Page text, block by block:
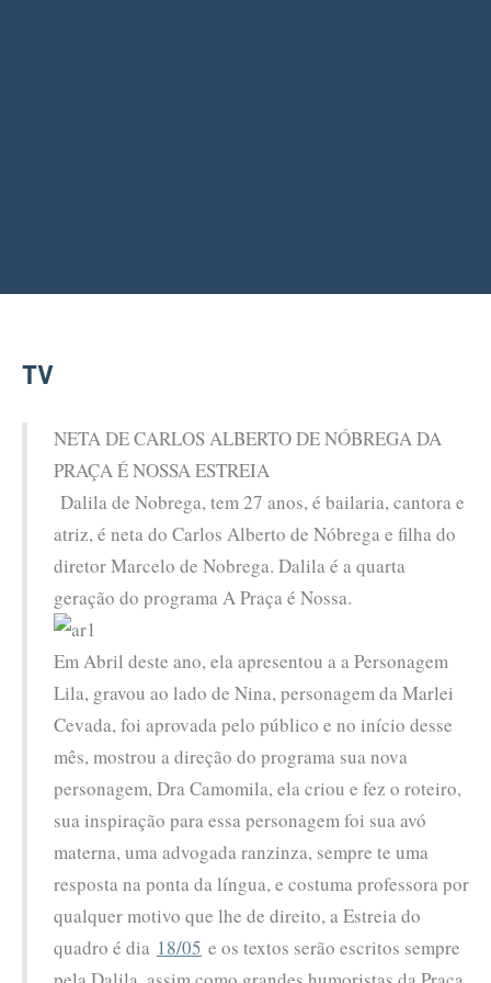
TV
NETA DE CARLOS ALBERTO DE NÓBREGA DA
PRAÇA É NOSSA ESTREIA
Dalila de Nobrega, tem 27 anos, é bailaria, cantora e
atriz, é neta do Carlos Alberto de Nóbrega e filha do
diretor Marcelo de Nobrega. Dalila é a quarta
geração do programa A Praça é Nossa.
Em Abril deste ano, ela apresentou a a Personagem
Lila, gravou ao lado de Nina, personagem da Marlei
Cevada, foi aprovada pelo público e no início desse
mês, mostrou a direção do programa sua nova
personagem, Dra Camomila, ela criou e fez o roteiro,
sua inspiração para essa personagem foi sua avó
materna, uma advogada ranzinza, sempre te uma
resposta na ponta da língua, e costuma professora por
qualquer motivo que lhe de direito, a Estreia do
quadro é dia 18/05 e os textos serão escritos sempre